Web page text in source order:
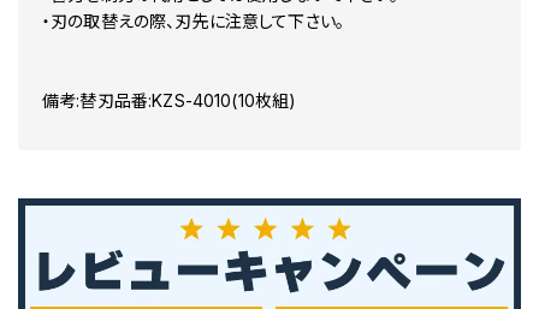
・刃の取替えの際、刃先に注意して下さい。
備考:替刃品番:KZS-4010(10枚組)